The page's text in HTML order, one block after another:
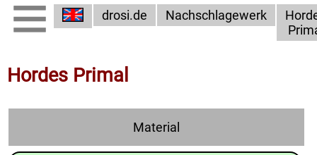
drosi.de Nachschlagewerk
Hordes Primal
Material